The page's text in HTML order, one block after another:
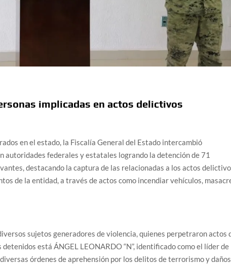
implicadas en actos delictivos
en el estado, la Fiscalía General del Estado intercambió
autoridades federales y estatales logrando la detención de 71
destacando la captura de las relacionadas a los actos
de la entidad, a través de actos como incendiar vehículos,
sujetos generadores de violencia, quienes perpetraron actos
está ÁNGEL LEONARDO “N”, identificado como el líder de
órdenes de aprehensión por los delitos de terrorismo y daños